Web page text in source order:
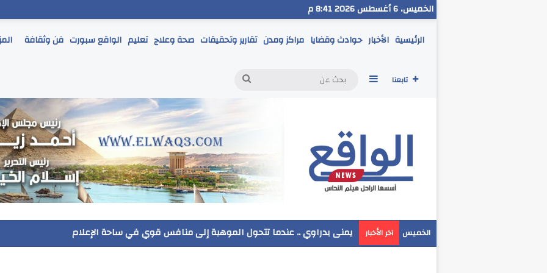
الخميس، 6 أغسطس 2026 8:41 م
الرئيسية الأخبار حوادث وقضايا مراكز ومدن تقارير وتحقيقات صحة وعلاج تعليم الواقع سبورت فن وثقافة
تابعنا إضافة عمود جانبي
بحث
الخميس آخر الأخبار مدير تعليم البحر الاحمر يتابع انطلاق امتحانات الشهادة الإعدادية ويؤكد: الانضباط